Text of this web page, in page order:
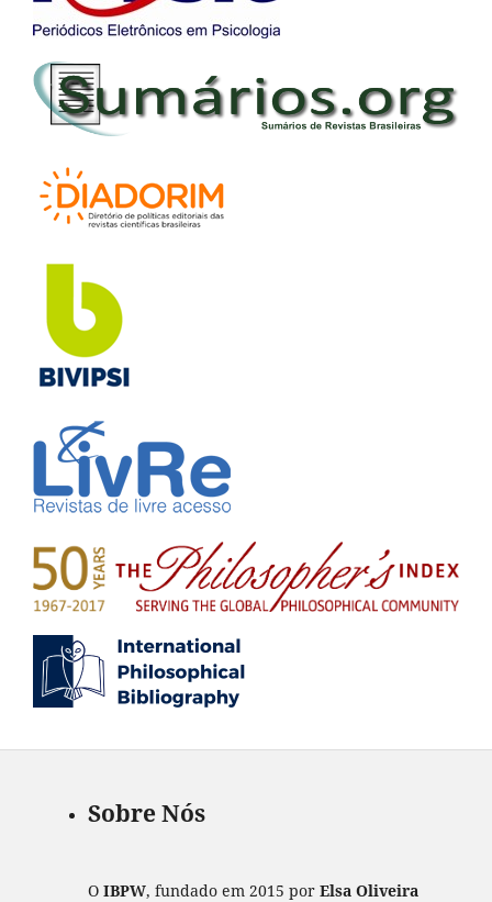
Sobre Nós
O IBPW, fundado em 2015 por Elsa Oliveira